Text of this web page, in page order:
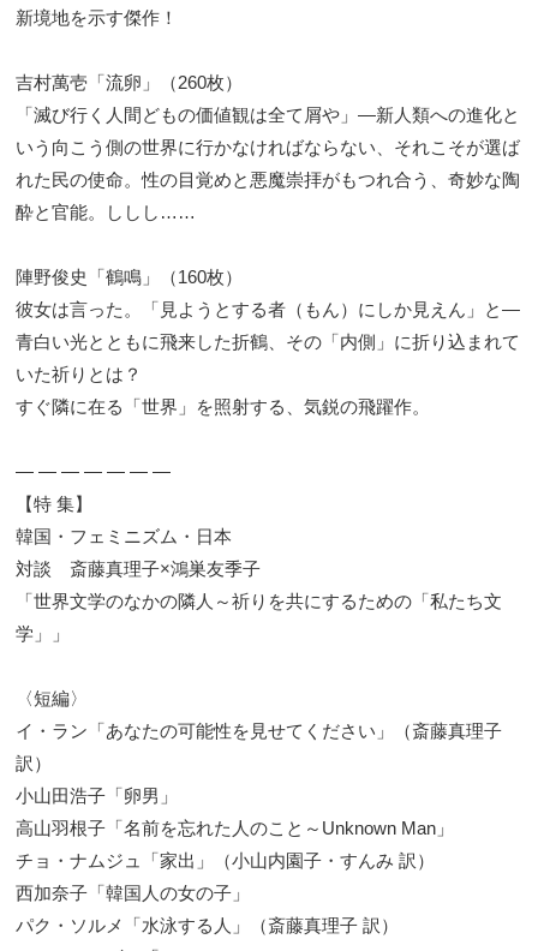
新境地を示す傑作！
吉村萬壱「流卵」（260枚）
「滅び行く人間どもの価値観は全て屑や」―新人類への進化と
いう向こう側の世界に行かなければならない、それこそが選ば
れた民の使命。性の目覚めと悪魔崇拝がもつれ合う、奇妙な陶
酔と官能。ししし……
陣野俊史「鶴鳴」（160枚）
彼女は言った。「見ようとする者（もん）にしか見えん」と―
青白い光とともに飛来した折鶴、その「内側」に折り込まれて
いた祈りとは？
すぐ隣に在る「世界」を照射する、気鋭の飛躍作。
― ― ― ― ― ― ―
【特 集】
韓国・フェミニズム・日本
対談 斎藤真理子×鴻巣友季子
「世界文学のなかの隣人～祈りを共にするための「私たち文
学」」
〈短編〉
イ・ラン「あなたの可能性を見せてください」（斎藤真理子
訳）
小山田浩子「卵男」
高山羽根子「名前を忘れた人のこと～Unknown Man」
チョ・ナムジュ「家出」（小山内園子・すんみ 訳）
西加奈子「韓国人の女の子」
パク・ソルメ「水泳する人」（斎藤真理子 訳）